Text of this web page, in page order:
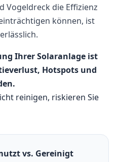
Vogeldreck die Effizienz
können, ist
Ihrer Solaranlage ist
Hotspots und
reinigen, riskieren Sie
vs. Gereinigt